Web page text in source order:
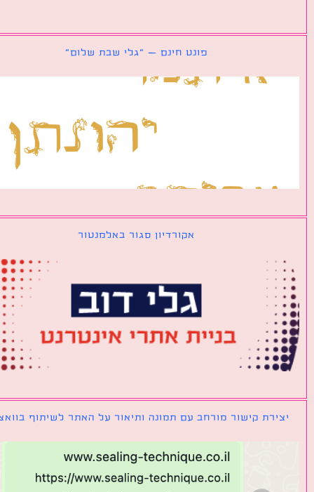
פונט חינם – ״גלי שבת שלום״
אקורדיון סגור באלמנטור
קישור מורחב עם תמונה ותיאור על האתר לשיתוף בוואצאפ